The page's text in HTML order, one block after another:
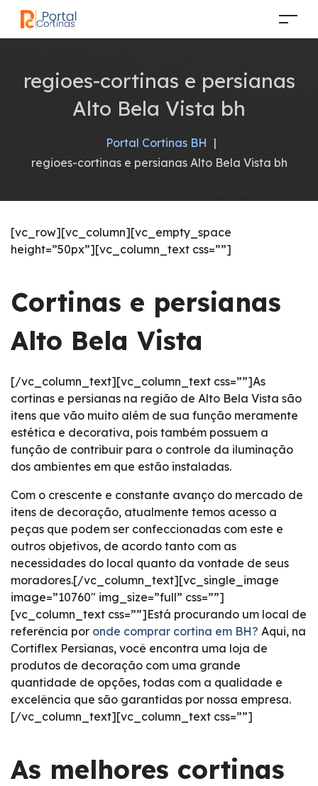
regioes-cortinas e persianas
Alto Bela Vista bh
Portal Cortinas BH |
regioes-cortinas e persianas Alto Bela Vista bh
[vc_row][vc_column][vc_empty_space
height=”50px”][vc_column_text css=””]
Cortinas e persianas
Alto Bela Vista
[/vc_column_text][vc_column_text css=””]As
cortinas e persianas na região de Alto Bela Vista são
itens que vão muito além de sua função meramente
estética e decorativa, pois também possuem a
função de contribuir para o controle da iluminação
dos ambientes em que estão instaladas.
Com o crescente e constante avanço do mercado de
itens de decoração, atualmente temos acesso a
peças que podem ser confeccionadas com este e
outros objetivos, de acordo tanto com as
necessidades do local quanto da vontade de seus
moradores.[/vc_column_text][vc_single_image
image=”10760″ img_size=”full” css=””]
[vc_column_text css=””]Está procurando um local de
referência por onde comprar cortina em BH? Aqui, na
Cortiflex Persianas, você encontra uma loja de
produtos de decoração com uma grande
quantidade de opções, todas com a qualidade e
excelência que são garantidas por nossa empresa.
[/vc_column_text][vc_column_text css=””]
As melhores cortinas